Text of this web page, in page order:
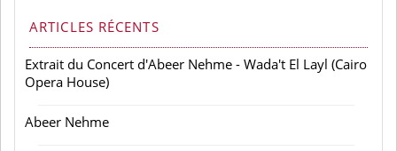
ARTICLES RÉCENTS
Extrait du Concert d'Abeer Nehme - Wada't El Layl (Cairo
Opera House)
Abeer Nehme